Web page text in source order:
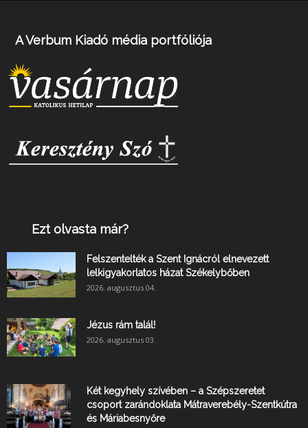
A Verbum Kiadó média portfóliója
Ezt olvasta már?
Felszentelték a Szent Ignácról elnevezett
lelkigyakorlatos házat Székelybőben
2026. augusztus 04.
Jézus rám talál!
2026. augusztus 03.
Két kegyhely szívében – a Szépszeretet
csoport zarándoklata Mátraverebély-Szentkútra
és Máriabesnyőre